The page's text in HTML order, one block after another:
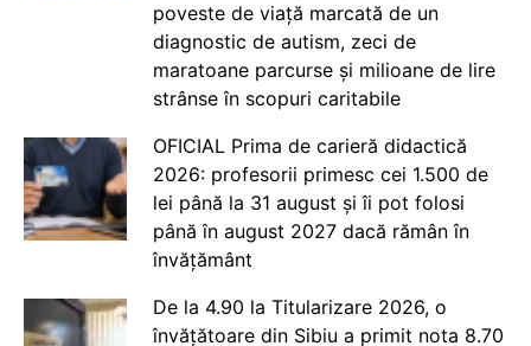
poveste de viață marcată de un
diagnostic de autism, zeci de
maratoane parcurse și milioane de lire
strânse în scopuri caritabile
OFICIAL Prima de carieră didactică
2026: profesorii primesc cei 1.500 de
lei până la 31 august și îi pot folosi
până în august 2027 dacă rămân în
învățământ
De la 4.90 la Titularizare 2026, o
învățătoare din Sibiu a primit nota 8.70